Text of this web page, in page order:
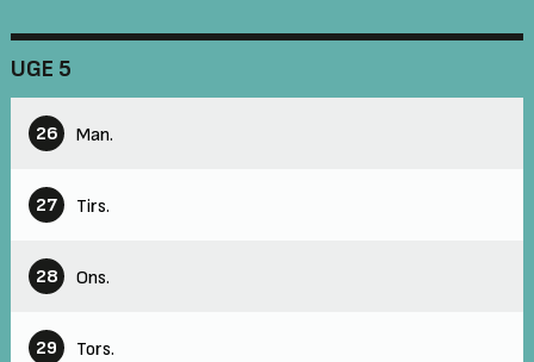
UGE 5
26 Man.
27 Tirs.
28 Ons.
29 Tors.